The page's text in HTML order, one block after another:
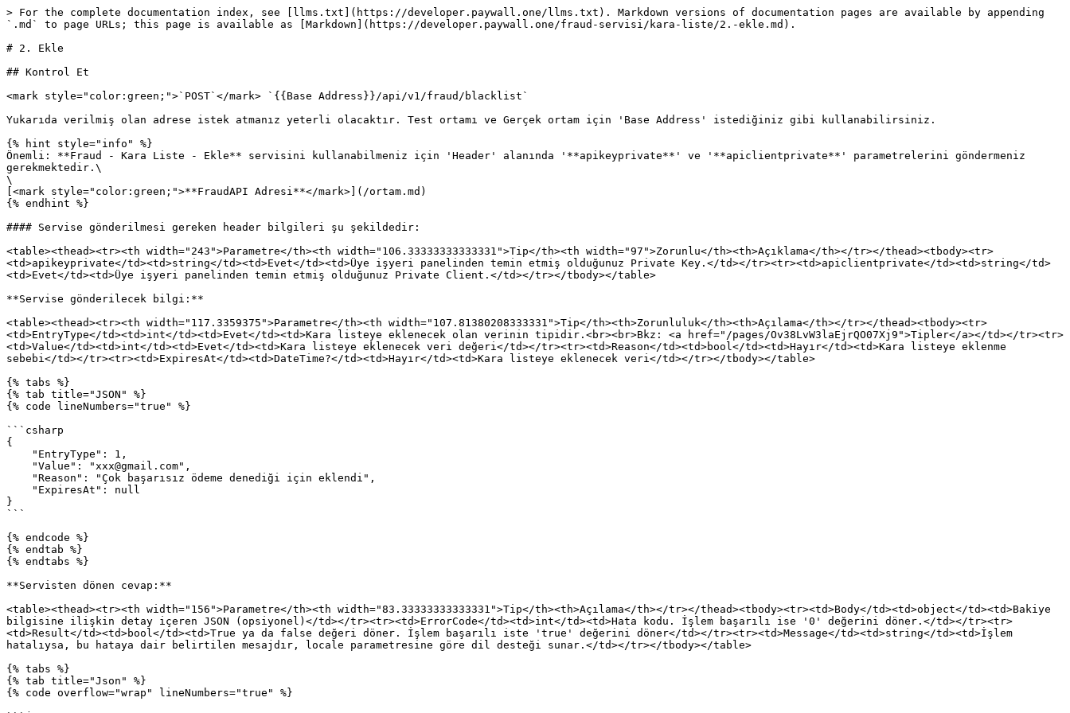
> For the complete documentation index, see [llms.txt](https://developer.paywall.one/llms.txt). Markdown versions of documentation pages are available by appending
`.md` to page URLs; this page is available as [Markdown](https://developer.paywall.one/fraud-servisi/kara-liste/2.-ekle.md).
# 2. Ekle
## Kontrol Et
<mark style="color:green;">`POST`</mark> `{{Base Address}}/api/v1/fraud/blacklist`
Yukarıda verilmiş olan adrese istek atmanız yeterli olacaktır. Test ortamı ve Gerçek ortam için 'Base Address' istediğiniz gibi kullanabilirsiniz.
{% hint style="info" %}
Önemli: **Fraud - Kara Liste - Ekle** servisini kullanabilmeniz için 'Header' alanında '**apikeyprivate**' ve '**apiclientprivate**' parametrelerini göndermeniz
gerekmektedir.\
\
[<mark style="color:green;">**FraudAPI Adresi**</mark>](/ortam.md)
{% endhint %}
#### Servise gönderilmesi gereken header bilgileri şu şekildedir:
<table><thead><tr><th width="243">Parametre</th><th width="106.33333333333331">Tip</th><th width="97">Zorunlu</th><th>Açıklama</th></tr></thead><tbody><tr>
<td>apikeyprivate</td><td>string</td><td>Evet</td><td>Üye işyeri panelinden temin etmiş olduğunuz Private Key.</td></tr><tr><td>apiclientprivate</td><td>string</td>
<td>Evet</td><td>Üye işyeri panelinden temin etmiş olduğunuz Private Client.</td></tr></tbody></table>
**Servise gönderilecek bilgi:**
<table><thead><tr><th width="117.3359375">Parametre</th><th width="107.81380208333331">Tip</th><th>Zorunluluk</th><th>Açılama</th></tr></thead><tbody><tr>
<td>EntryType</td><td>int</td><td>Evet</td><td>Kara listeye eklenecek olan verinin tipidir.<br><br>Bkz: <a href="/pages/Ov38LvW3laEjrQO07Xj9">Tipler</a></td></tr><tr>
<td>Value</td><td>int</td><td>Evet</td><td>Kara listeye eklenecek veri değeri</td></tr><tr><td>Reason</td><td>bool</td><td>Hayır</td><td>Kara listeye eklenme
sebebi</td></tr><tr><td>ExpiresAt</td><td>DateTime?</td><td>Hayır</td><td>Kara listeye eklenecek veri</td></tr></tbody></table>
{% tabs %}
{% tab title="JSON" %}
{% code lineNumbers="true" %}
```csharp
{
}
```
{% endcode %}
{% endtab %}
{% endtabs %}
**Servisten dönen cevap:**
<table><thead><tr><th width="156">Parametre</th><th width="83.33333333333331">Tip</th><th>Açılama</th></tr></thead><tbody><tr><td>Body</td><td>object</td><td>Bakiye
bilgisine ilişkin detay içeren JSON (opsiyonel)</td></tr><tr><td>ErrorCode</td><td>int</td><td>Hata kodu. İşlem başarılı ise '0' değerini döner.</td></tr><tr>
<td>Result</td><td>bool</td><td>True ya da false değeri döner. İşlem başarılı iste 'true' değerini döner</td></tr><tr><td>Message</td><td>string</td><td>İşlem
hatalıysa, bu hataya dair belirtilen mesajdır, locale parametresine göre dil desteği sunar.</td></tr></tbody></table>
{% tabs %}
{% tab title="Json" %}
{% code overflow="wrap" lineNumbers="true" %}